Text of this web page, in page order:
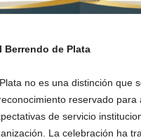
de Plata
no es una distinción que
reservado para
de servicio
La celebración ha